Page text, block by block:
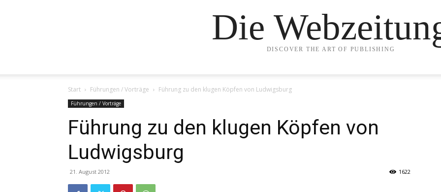
Die
DISCOVER THE ART OF PUBLISHING
Start Führungen / Vorträge Führung zu den klugen Köpfen von Ludwigsburg
Führungen / Vorträge
Führung zu den klugen Köpfen von
Ludwigsburg
21. August 2012 1622